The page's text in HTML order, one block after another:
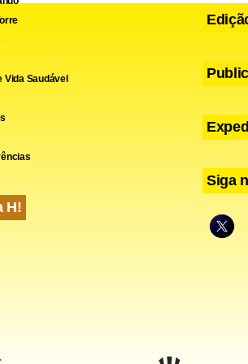
Depois de quase ser
Vida Saudável
H!
Siga